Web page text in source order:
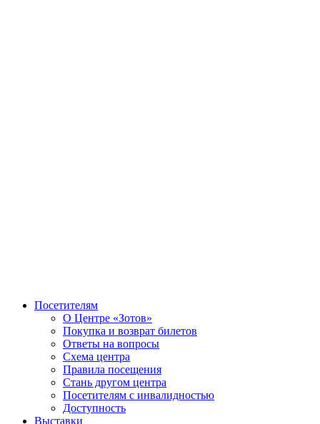
Посетителям
О Центре «Зотов»
Покупка и возврат билетов
Ответы на вопросы
Схема центра
Правила посещения
Стань другом центра
Посетителям с инвалидностью
Доступность
Выставки